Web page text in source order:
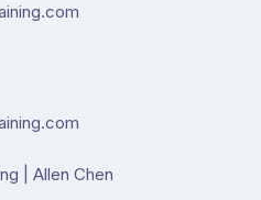
| Allen Chen